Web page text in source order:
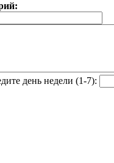
день недели (1-7):